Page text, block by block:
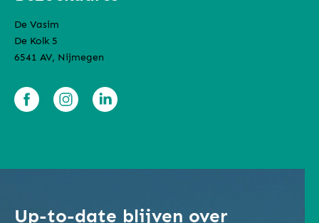
De Vasim
De Kolk 5
6541 AV, Nijmegen
Up-to-date blijven over